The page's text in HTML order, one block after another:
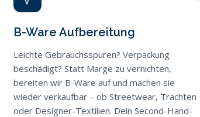
B-Ware Aufbereitung
Leichte Gebrauchsspuren? Verpackung
beschädigt? Statt Marge zu vernichten,
bereiten wir B-Ware auf und machen sie
wieder verkaufbar – ob Streetwear, Trachten
oder Designer-Textilien. Dein Second-Hand-